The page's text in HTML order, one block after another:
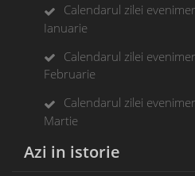
Calendarul zilei
Ianuarie
Calendarul zilei
Februarie
Calendarul zilei
Martie
Azi in istorie